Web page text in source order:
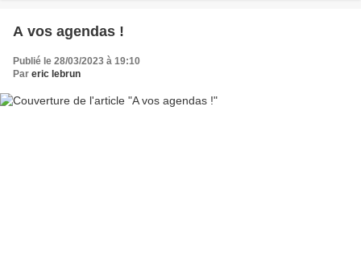
A vos agendas !
Publié le 28/03/2023 à 19:10
Par eric lebrun